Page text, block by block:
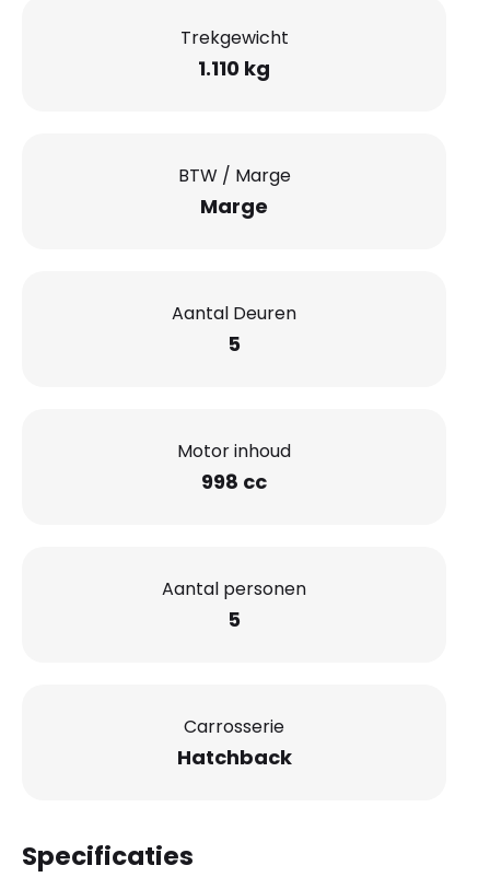
Trekgewicht
1.110 kg
BTW / Marge
Marge
Aantal Deuren
5
Motor inhoud
998 cc
Aantal personen
5
Carrosserie
Hatchback
Specificaties